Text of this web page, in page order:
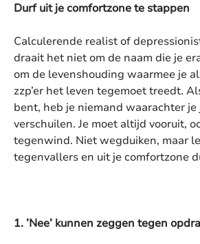
Durf uit je comfortzone te stappen
Calculerende realist of
draait het niet om de naam die je
om de levenshouding waarmee je
zzp’er het leven tegemoet treedt.
bent, heb je niemand waarachter je
verschuilen. Je moet altijd vooruit,
tegenwind. Niet wegduiken, maar
tegenvallers en uit je comfortzone
1. ’Nee’ kunnen zeggen tegen